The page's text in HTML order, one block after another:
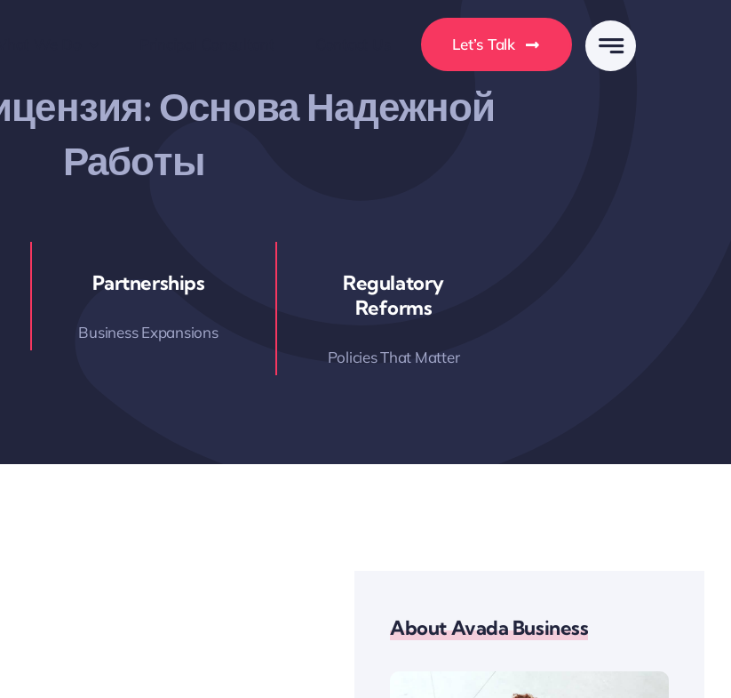
Let’s Talk
Основа Надежной
Работы
Partnerships
Business Expansions
Regulatory
Reforms
Policies That Matter
About Avada Business